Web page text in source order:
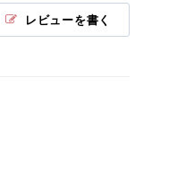
レビューを書く